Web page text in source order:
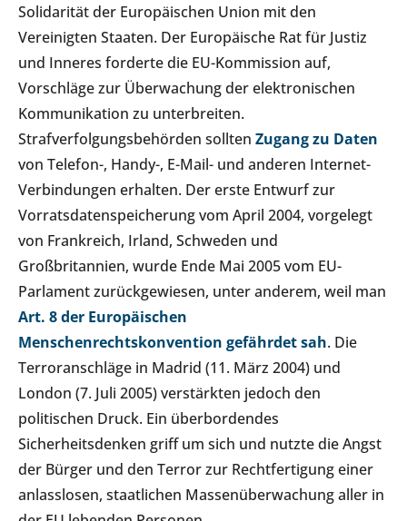
Solidarität der Europäischen Union mit den
Vereinigten Staaten. Der Europäische Rat für Justiz
und Inneres forderte die EU-Kommission auf,
Vorschläge zur Überwachung der elektronischen
Kommunikation zu unterbreiten.
Strafverfolgungsbehörden sollten Zugang zu Daten
von Telefon-, Handy-, E-Mail- und anderen Internet-
Verbindungen erhalten. Der erste Entwurf zur
Vorratsdatenspeicherung vom April 2004, vorgelegt
von Frankreich, Irland, Schweden und
Großbritannien, wurde Ende Mai 2005 vom EU-
Parlament zurückgewiesen, unter anderem, weil man
Art. 8 der Europäischen
Menschenrechtskonvention gefährdet sah. Die
Terroranschläge in Madrid (11. März 2004) und
London (7. Juli 2005) verstärkten jedoch den
politischen Druck. Ein überbordendes
Sicherheitsdenken griff um sich und nutzte die Angst
der Bürger und den Terror zur Rechtfertigung einer
anlasslosen, staatlichen Massenüberwachung aller in